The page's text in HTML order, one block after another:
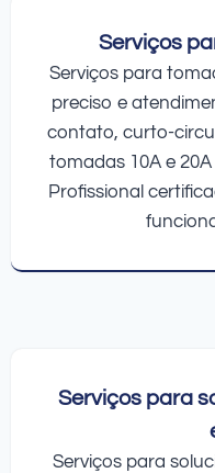
Serviços
Serviços para
preciso e
contato, curto-
tomadas 10A e
Profissional
Serviços para
Serviços para